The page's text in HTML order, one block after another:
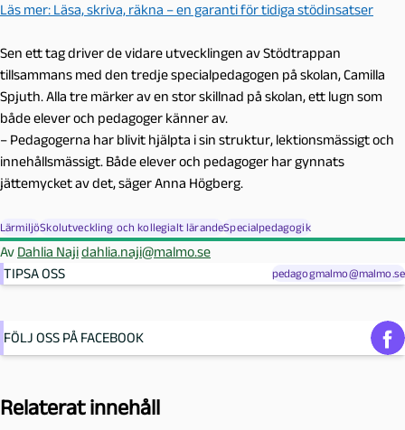
Läs mer: Läsa, skriva, räkna – en garanti för tidiga stödinsatser
Sen ett tag driver de vidare utvecklingen av Stödtrappan
tillsammans med den tredje specialpedagogen på skolan, Camilla
Spjuth. Alla tre märker av en stor skillnad på skolan, ett lugn som
både elever och pedagoger känner av.
– Pedagogerna har blivit hjälpta i sin struktur, lektionsmässigt och
innehållsmässigt. Både elever och pedagoger har gynnats
jättemycket av det, säger Anna Högberg.
LärmiljöSkolutveckling och kollegialt lärandeSpecialpedagogik
Av Dahlia Najidahlia.naji@malmo.se
TIPSA OSS
pedagogmalmo@malmo.se
FÖLJ OSS PÅ FACEBOOK
Relaterat innehåll